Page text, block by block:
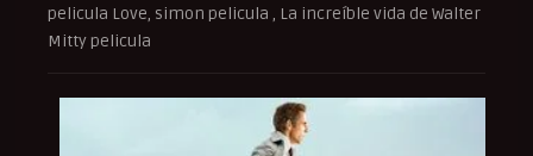
pelicula Love, simon pelicula , La increíble vida de Walter
Mitty pelicula